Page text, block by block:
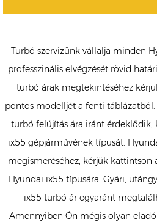
Turbó szervizünk vállalja minden
professzinális elvégzését rövid
turbó árak megtekintéséhez
pontos modelljét a fenti
turbó felújítás ára iránt érdeklődik,
ix55 gépjárművének típusát.
megismeréséhez, kérjük kattintson
Hyundai ix55 típusára. Gyári,
ix55 turbó ár egyaránt
Amennyiben Ön mégis olyan